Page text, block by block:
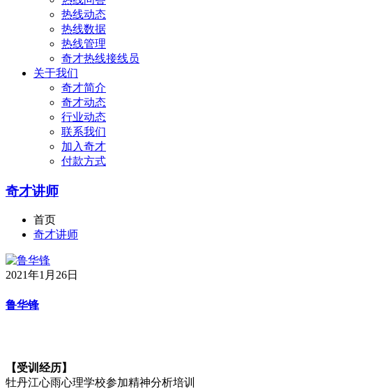
热线动态
热线数据
热线管理
奇才热线接线员
关于我们
奇才简介
奇才动态
行业动态
联系我们
加入奇才
付款方式
奇才讲师
首页
奇才讲师
2021年1月26日
鲁华锋
【受训经历】
牡丹江心雨心理学校参加精神分析培训